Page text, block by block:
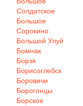
Солдатское
Большое
Сорокино
Большой Улуй
Бомнак
Борзя
Борисоглебск
Боровичи
Борогонцы
Борское